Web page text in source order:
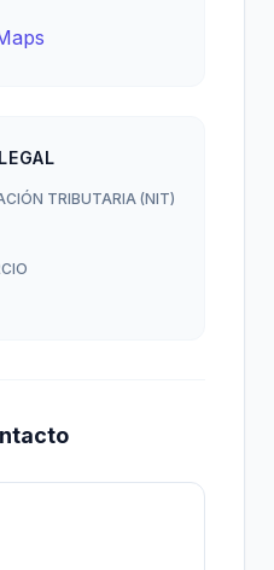
TRIBUTARIA (NIT)